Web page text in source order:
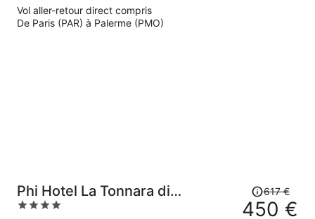
Vol aller-retour direct compris
De Paris (PAR) à Palerme (PMO)
Phi Hotel La Tonnara di
Bonagia
4
Le
prix
617 €
450 €